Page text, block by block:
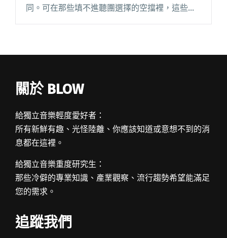
同。可在那些填不進聽團選擇的空擋裡，這些朋
友的出現便能導引你繼續存在，不至沒了音樂就
關於 BLOW
給獨立音樂輕度愛好者：
所有新鮮有趣、光怪陸離、你應該知道或意想不到的消
息都在這裡。
給獨立音樂重度研究生：
那些冷僻的專業知識、產業觀察、流行趨勢希望能滿足
您的需求。
追蹤我們